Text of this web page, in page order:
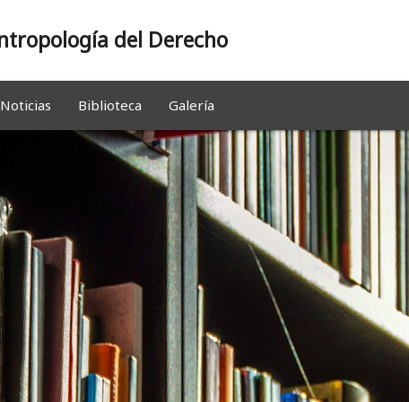
del Derecho
Noticias Biblioteca Galería